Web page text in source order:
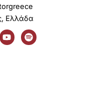
Ελλάδα
Y
o
u
S
p
o